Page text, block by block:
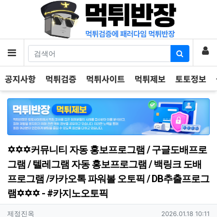
메뉴 로
공지사항 먹튀검증 먹튀사이트 먹튀제보 토토정보
✡️✡️✡️커뮤니티 자동 홍보프로그램 / 구글도배프로
그램 / 텔레그램 자동 홍보프로그램 / 백링크 도배
프로그램 /카카오톡 파워볼 오토픽 / DB추출프로그
램✡️✡️✡️ - #카지노오토픽
작성자 정보
제정진옥 작성일
2026.01.18 10:11